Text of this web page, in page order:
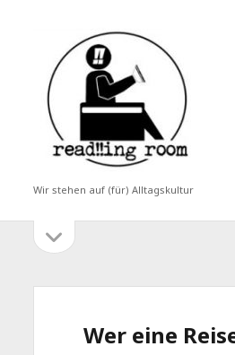
read!!ing
room
Wir stehen auf (für) Alltagskultur
Seitenleiste
öffnen
Wer eine